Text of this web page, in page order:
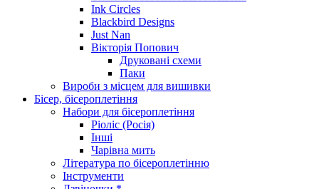
Ink Circles
Blackbird Designs
Just Nan
Вікторія Попович
Друковані схеми
Паки
Вироби з місцем для вишивки
Бісер, бісероплетіння
Набори для бісероплетіння
Ріоліс (Росія)
Інші
Чарівна мить
Література по бісероплетінню
Інструменти